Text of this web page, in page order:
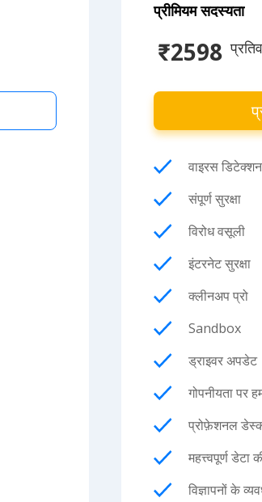
प्रीमियम सदस्यता
₹2598
वाइरस डिटेक्शन
संपूर्ण सुरक्षा
विरोध वसूली
इंटरनेट सुरक्षा
क्लीनअप प्रो
Sandbox
ड्राइवर अपडेट
गोपनीयता पर
प्रोफ़ेशनल
महत्त्वपूर्ण डेटा
विज्ञापनों के